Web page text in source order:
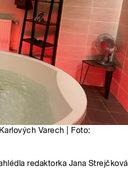
Varech | Foto:
redaktorka Jana Strejčková